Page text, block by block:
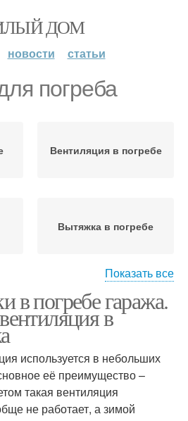
ДОМ
новости статьи
погреба
Вентиляция в погребе
Вытяжка в погребе
Вентиляции в погребе
Показать все
в погребе гаража.
в
используется в небольших
её преимущество –
такая вентиляция
не работает, а зимой